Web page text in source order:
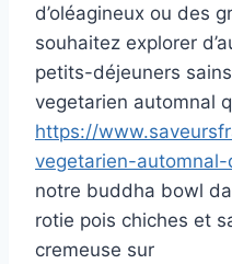
d’oléagineux ou des
souhaitez explorer
petits-déjeuners
vegetarien automnal
https://
vegetarien-
notre buddha bowl
rotie pois chiches et
cremeuse sur